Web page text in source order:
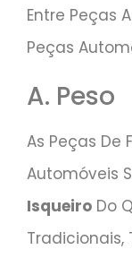
Entre Peças
Peças
A. Peso
As Peças De
Automóveis
Isqueiro Do
Tradicionais,